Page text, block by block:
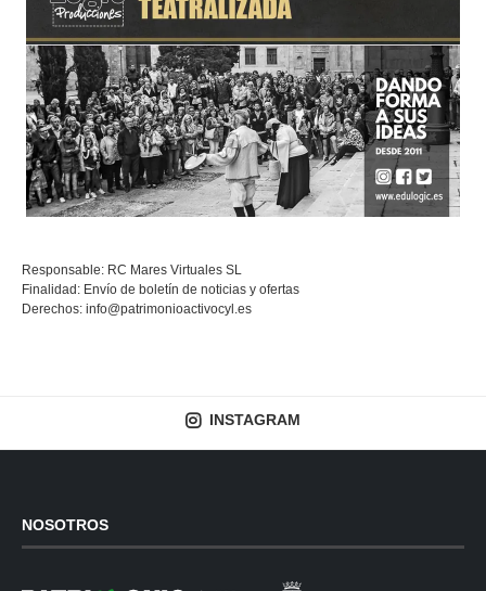
Responsable: RC Mares Virtuales SL
Finalidad: Envío de boletín de noticias y ofertas
Derechos: info@patrimonioactivocyl.es
INSTAGRAM
NOSOTROS